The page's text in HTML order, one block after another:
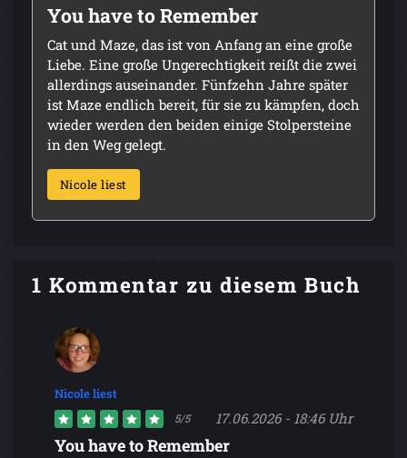
You have to Remember
Cat und Maze, das ist von Anfang an eine große
Liebe. Eine große Ungerechtigkeit reißt die zwei
allerdings auseinander. Fünfzehn Jahre später
ist Maze endlich bereit, für sie zu kämpfen, doch
wieder werden den beiden einige Stolpersteine
in den Weg gelegt.
Nicole liest
1 Kommentar zu diesem Buch
Nicole liest
5/5 17.06.2026 - 18:46 Uhr
You have to Remember